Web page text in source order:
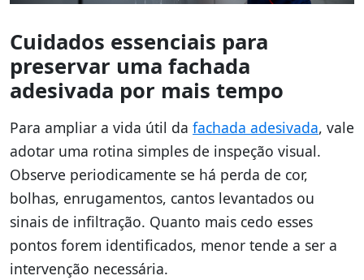
Cuidados essenciais para
preservar uma fachada
adesivada por mais tempo
Para ampliar a vida útil da fachada adesivada, vale
adotar uma rotina simples de inspeção visual.
Observe periodicamente se há perda de cor,
bolhas, enrugamentos, cantos levantados ou
sinais de infiltração. Quanto mais cedo esses
pontos forem identificados, menor tende a ser a
intervenção necessária.